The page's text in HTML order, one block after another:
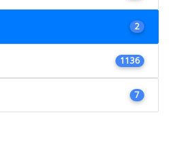
2
1136
7